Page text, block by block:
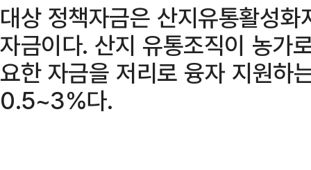
대상 정책자금은 산지유통활성
자금이다. 산지 유통조직이 농가
요한 자금을 저리로 융자 지원하
0.5~3%다.